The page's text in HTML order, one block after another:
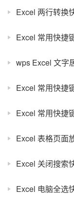
Excel 两行转换
Excel 常用快捷
wps Excel 文字
Excel 常用快捷
Excel 表格页面
Excel 关闭搜索
Excel 电脑全选